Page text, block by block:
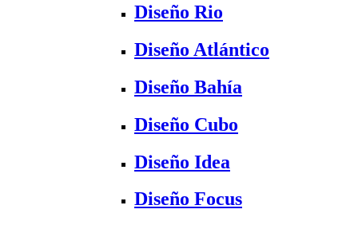
Diseño Rio
Diseño Atlántico
Diseño Bahía
Diseño Cubo
Diseño Idea
Diseño Focus